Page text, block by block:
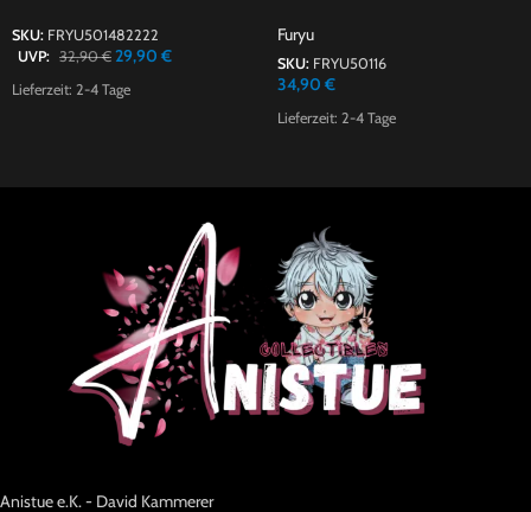
SKU: FRYU501482222
UVP: 32,90€ 29,90 €
Lieferzeit: 2-4 Tage
Furyu
SKU: FRYU50116
34,90 €
Lieferzeit: 2-4 Tage
Anistue e.K. - David Kammerer